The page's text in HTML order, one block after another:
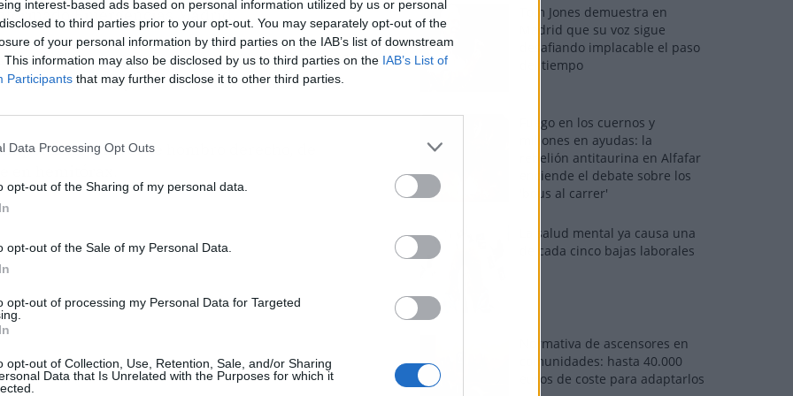
interest-based ads based on personal information utilized by us or personal
to third parties prior to your opt-out. You may separately opt-out of the
of your personal information by third parties on the IAB’s list of downstream
This information may also be disclosed by us to third parties on the IAB’s List of
Participants that may further disclose it to other third parties.
Data Processing Opt Outs
opt-out of the Sharing of my personal data.
opt-out of the Sale of my Personal Data.
opt-out of processing my Personal Data for Targeted
opt-out of Collection, Use, Retention, Sale, and/or Sharing
Data that Is Unrelated with the Purposes for which it
Emergencias Madrid.
atendido en el lugar a los dos jóvenes. Uno de
mano derecha y una herida en el hemitórax
a nivel de hombro derecho, de
en hemitórax.
Tom Jones demuestra en
Madrid que su voz sigue
desafiando implacable el paso
del tiempo
Fuego en los cuernos y
millones en ayudas: la
rebelión antitaurina en Alfafar
enciende el debate sobre los
'bous al carrer'
La salud mental ya causa una
de cada cinco bajas laborales
Normativa de ascensores en
comunidades: hasta 40.000
euros de coste para adaptarlos